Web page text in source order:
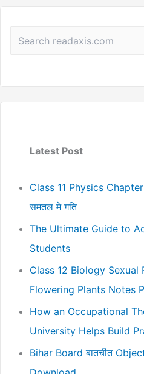
Latest Post
Class 11 Physics
समतल मे गति
The Ultimate Guide to
Students
Class 12 Biology Sexual
Flowering Plants Notes
How an Occupational
University Helps Build
Bihar Board बातचीत